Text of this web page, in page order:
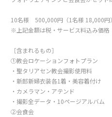
10名様 500,000円（1名様 18,000円）
※上記金額は税・サービス料込み価格
［含まれるもの］
①教会ロケーションフォトプラン
・聖タリアセン教会撮影使用料
・新郎新婦衣装各1着・美容着付け
・カメラマン・アテンド
・撮影全データ・10ページアルバム
②会食会